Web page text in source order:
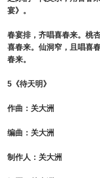
宴》。
春宴排，齐唱喜春来。桃
喜春来。仙洞窄，且唱喜
春来。
5《待天明》
作曲：关大洲
编曲：关大洲
制作人：关大洲